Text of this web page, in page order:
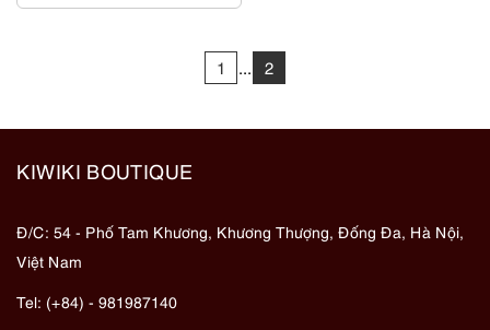
1 ... 2
KIWIKI BOUTIQUE
Đ/C: 54 - Phố Tam Khương, Khương Thượng, Đống Đa, Hà Nội,
Việt Nam
Tel: (+84) - 981987140